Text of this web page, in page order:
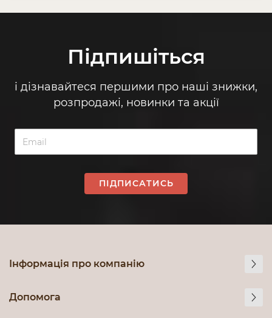
Підпишіться
і дізнавайтеся першими про наші знижки,
розпродажі, новинки та акції
ПІДПИСАТИСЬ
Інформація про компанію
Допомога